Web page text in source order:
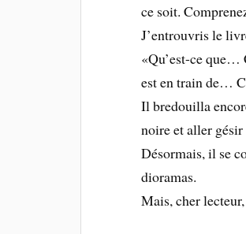
ce soit.
J’entrouvris le
«Qu’est-ce
est en train de…
Il bredouilla
noire et aller gésir
Désormais, il se
dioramas.
Mais, cher